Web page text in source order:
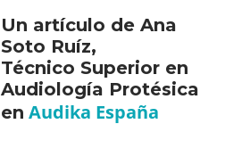
Un artículo de Ana
Soto Ruíz,
Técnico Superior en
Audiología Protésica
en Audika España